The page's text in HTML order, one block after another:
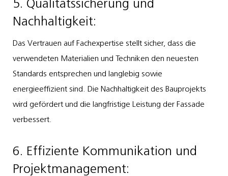
5. Qualitätssicherung und
Nachhaltigkeit:
Das Vertrauen auf Fachexpertise stellt sicher, dass die
verwendeten Materialien und Techniken den neuesten
Standards entsprechen und langlebig sowie
energieeffizient sind. Die Nachhaltigkeit des Bauprojekts
wird gefördert und die langfristige Leistung der Fassade
verbessert.
6. Effiziente Kommunikation und
Projektmanagement: